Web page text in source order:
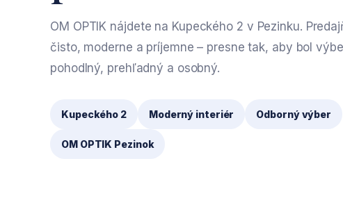
OM OPTIK nájdete na Kupeckého 2 v Pezinku.
čisto, moderne a príjemne – presne tak, aby bol
pohodlný, prehľadný a osobný.
Kupeckého 2 Moderný interiér Odborný výber
OM OPTIK Pezinok